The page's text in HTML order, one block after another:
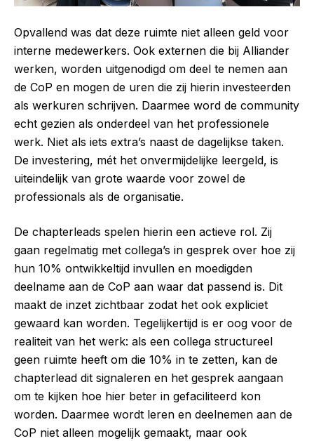
Opvallend was dat deze ruimte niet alleen geld voor
interne medewerkers. Ook externen die bij Alliander
werken, worden uitgenodigd om deel te nemen aan
de CoP en mogen de uren die zij hierin investeerden
als werkuren schrijven. Daarmee word de community
echt gezien als onderdeel van het professionele
werk. Niet als iets extra’s naast de dagelijkse taken.
De investering, mét het onvermijdelijke leergeld, is
uiteindelijk van grote waarde voor zowel de
professionals als de organisatie.
De chapterleads spelen hierin een actieve rol. Zij
gaan regelmatig met collega’s in gesprek over hoe zij
hun 10% ontwikkeltijd invullen en moedigden
deelname aan de CoP aan waar dat passend is. Dit
maakt de inzet zichtbaar zodat het ook expliciet
gewaard kan worden. Tegelijkertijd is er oog voor de
realiteit van het werk: als een collega structureel
geen ruimte heeft om die 10% in te zetten, kan de
chapterlead dit signaleren en het gesprek aangaan
om te kijken hoe hier beter in gefaciliteerd kon
worden. Daarmee wordt leren en deelnemen aan de
CoP niet alleen mogelijk gemaakt, maar ook